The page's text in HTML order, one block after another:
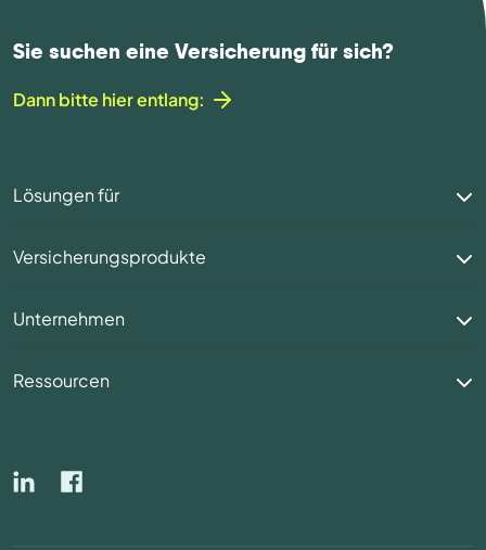
Sie suchen eine Versicherung für sich?
Dann bitte hier entlang:
Lösungen für
Versicherungsprodukte
Unternehmen
Ressourcen